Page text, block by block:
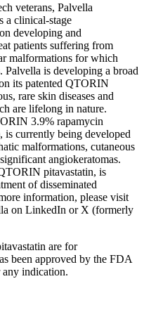
veterans, Palvella
a clinical-stage
developing and
patients suffering from
malformations for which
Palvella is developing a broad
its patented QTORIN
rare skin diseases and
are lifelong in nature.
3.9% rapamycin
currently being developed
malformations, cutaneous
angiokeratomas.
pitavastatin, is
of disseminated
information, please visit
on LinkedIn or X (formerly
are for
been approved by the FDA
indication.